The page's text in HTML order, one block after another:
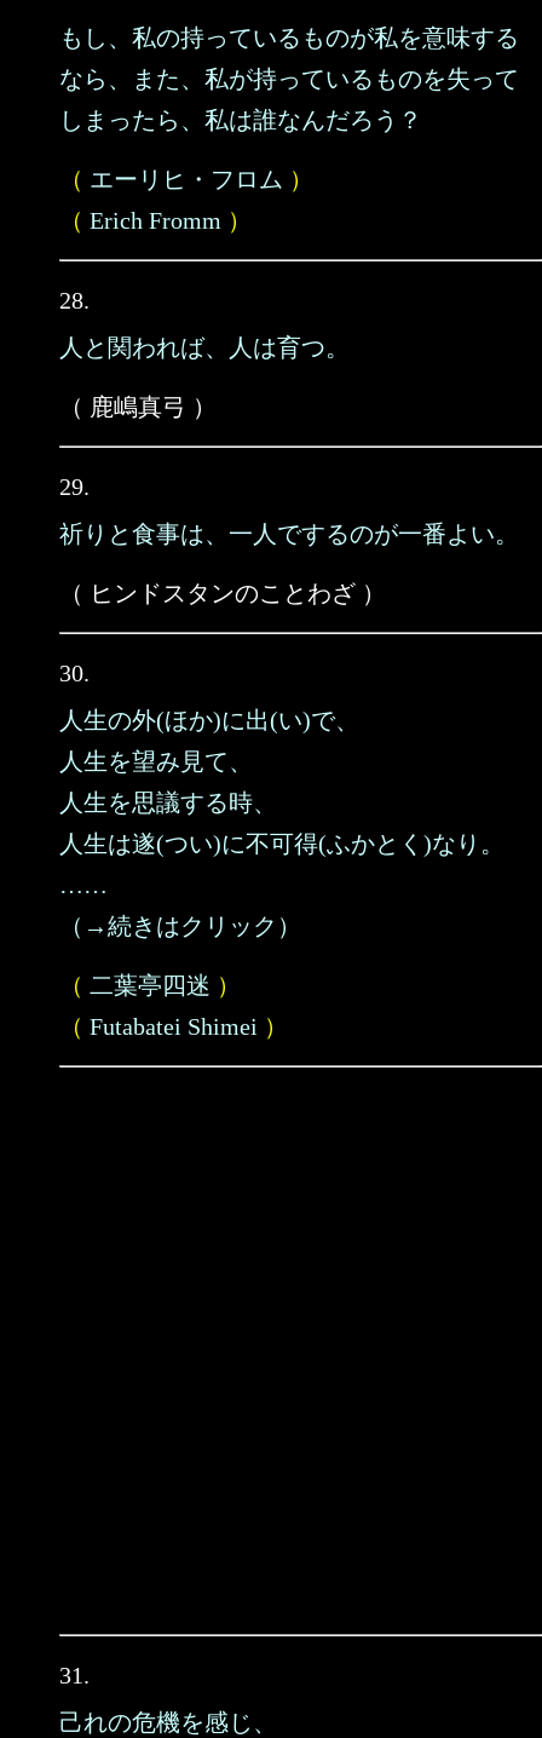
もし、私の持っているものが私を意味する
なら、また、私が持っているものを失って
しまったら、私は誰なんだろう？
（ エーリヒ・フロム ）
（ Erich Fromm ）
28.
人と関われば、人は育つ。
（ 鹿嶋真弓 ）
29.
祈りと食事は、一人でするのが一番よい。
（ ヒンドスタンのことわざ ）
30.
人生の外(ほか)に出(い)で、
人生を望み見て、
人生を思議する時、
人生は遂(つい)に不可得(ふかとく)なり。
……
（→続きはクリック）
（ 二葉亭四迷 ）
（ Futabatei Shimei ）
31.
己れの危機を感じ、